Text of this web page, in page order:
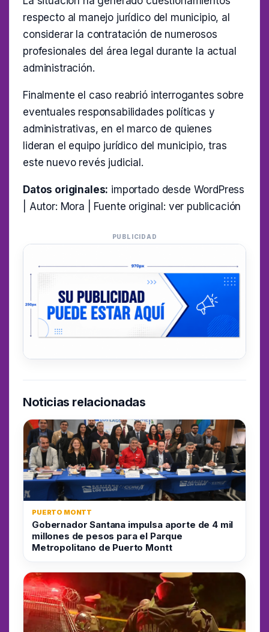
respecto al manejo jurídico del municipio, al
considerar la contratación de numerosos
profesionales del área legal durante la actual
administración.
Finalmente el caso reabrió interrogantes sobre
eventuales responsabilidades políticas y
administrativas, en el marco de quienes
lideran el equipo jurídico del municipio, tras
este nuevo revés judicial.
Datos originales: importado desde WordPress
| Autor: Mora | Fuente original: ver publicación
PUBLICIDAD
Noticias relacionadas
PUERTO MONTT
Gobernador Santana impulsa aporte de 4 mil
millones de pesos para el Parque
Metropolitano de Puerto Montt